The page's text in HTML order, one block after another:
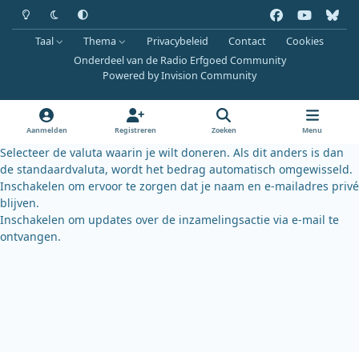
Heldere modus
Donkere modus
Systeemvoorkeur
a
c
e
k
o
u
b
l
u
k
y
Taal Thema Privacybeleid Contact
Cookies
Onderdeel van de Radio Erfgoed Community
Powered byInvision Community
Aanmelden Registreren Zoeken Menu
Selecteer de valuta waarin je wilt doneren. Als dit anders is dan
de standaardvaluta, wordt het bedrag automatisch omgewisseld.
Inschakelen om ervoor te zorgen dat je naam en e-mailadres privé
blijven.
Inschakelen om updates over de inzamelingsactie via e-mail te
ontvangen.